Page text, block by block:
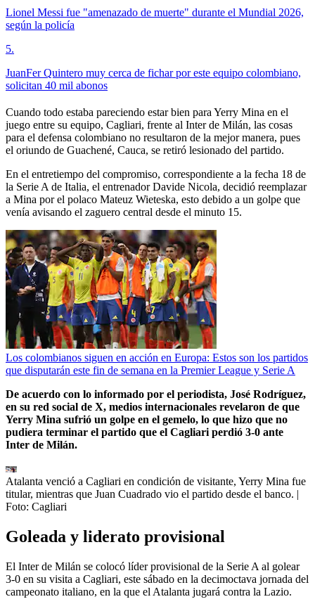
Lionel Messi fue "amenazado de muerte" durante el Mundial 2026,
según la policía
5.
JuanFer Quintero muy cerca de fichar por este equipo colombiano,
solicitan 40 mil abonos
Cuando todo estaba pareciendo estar bien para Yerry Mina en el
juego entre su equipo, Cagliari, frente al Inter de Milán, las cosas
para el defensa colombiano no resultaron de la mejor manera, pues
el oriundo de Guachené, Cauca, se retiró lesionado del partido.
En el entretiempo del compromiso, correspondiente a la fecha 18 de
la Serie A de Italia, el entrenador Davide Nicola, decidió reemplazar
a Mina por el polaco Mateuz Wieteska, esto debido a un golpe que
venía avisando el zaguero central desde el minuto 15.
Los colombianos siguen en acción en Europa: Estos son los partidos
que disputarán este fin de semana en la Premier League y Serie A
De acuerdo con lo informado por el periodista, José Rodríguez,
en su red social de X, medios internacionales revelaron de que
Yerry Mina sufrió un golpe en el gemelo, lo que hizo que no
pudiera terminar el partido que el Cagliari perdió 3-0 ante
Inter de Milán.
Atalanta venció a Cagliari en condición de visitante, Yerry Mina fue
titular, mientras que Juan Cuadrado vio el partido desde el banco. |
Foto: Cagliari
Goleada y liderato provisional
El Inter de Milán se colocó líder provisional de la Serie A al golear
3-0 en su visita a Cagliari, este sábado en la decimoctava jornada del
campeonato italiano, en la que el Atalanta jugará contra la Lazio.